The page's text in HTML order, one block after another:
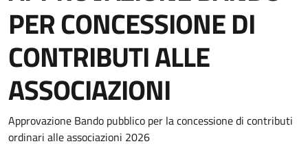
PER CONCESSIONE DI
CONTRIBUTI ALLE
ASSOCIAZIONI
Dettagli della notizia
Approvazione Bando pubblico per la concessione di contributi
ordinari alle associazioni 2026